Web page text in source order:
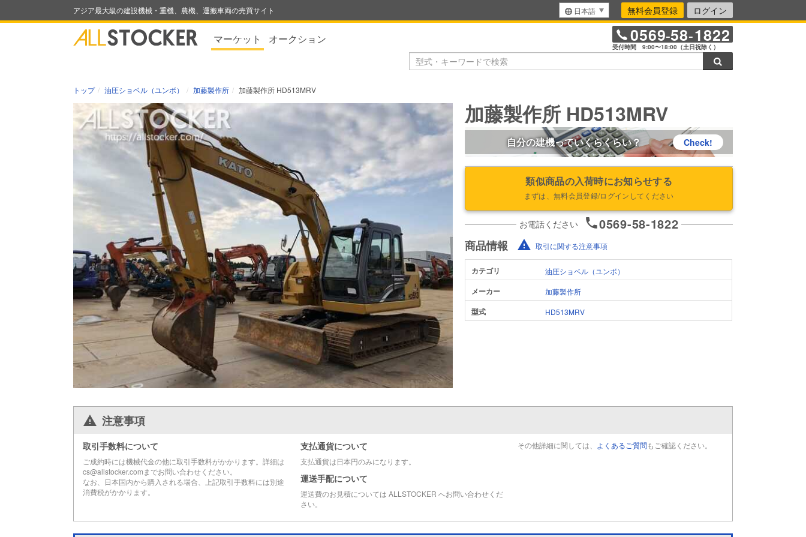
アジア最大級の建設機械・重機、農機、運搬車両の売買サイト 日本語 無料会員登録 ログイン
マーケット オークション 0569-58-1822
受付時間 9:00〜18:00（土日祝除く）
トップ 油圧ショベル（ユンボ） 加藤製作所 加藤製作所 HD513MRV
加藤製作所 HD513MRV
自分の建機っていくらくらい？ Check!
類似商品の入荷時にお知らせする
まずは、無料会員登録/ログインしてください
お電話ください 0569-58-1822
商品情報 取引に関する注意事項
カテゴリ 油圧ショベル（ユンボ）
メーカー 加藤製作所
型式 HD513MRV
注意事項
取引手数料について
ご成約時には機械代金の他に取引手数料がかかります。詳細は
cs@allstocker.comまでお問い合わせください。
なお、日本国内から購入される場合、上記取引手数料には別途
消費税がかかります。
支払通貨について
支払通貨は日本円のみになります。
運送手配について
運送費のお見積については ALLSTOCKER へお問い合わせくだ
さい。
その他詳細に関しては、 よくあるご質問もご確認ください。